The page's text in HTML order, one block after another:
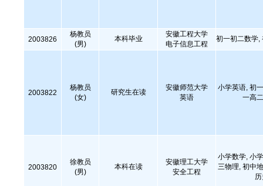
2003826
杨教员
(男)
本科毕业
安徽工程大学
电子信息工程
初一初二数学,
2003822
杨教员
(女)
研究生在读
安徽师范大学
英语
小学英语, 初
一高
2003820
徐教员
(男)
本科在读
安徽理工大学
安全工程
小学数学, 小
三物理, 初中